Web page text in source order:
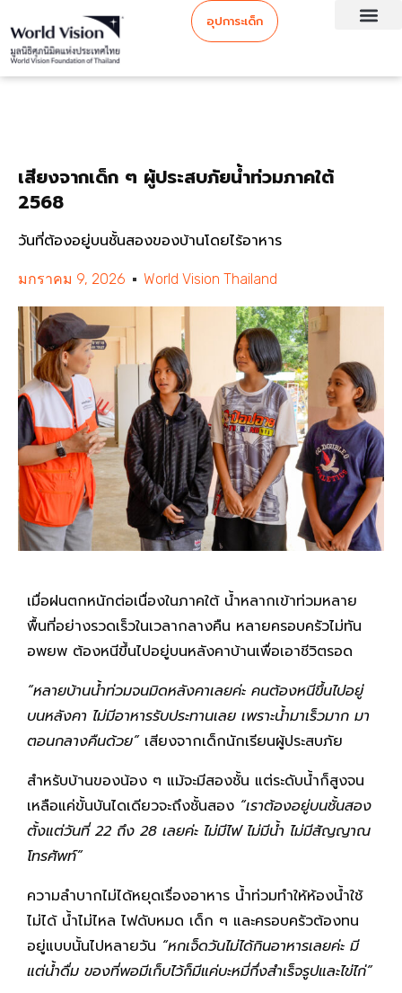
อุปการะเด็ก
เสียงจากเด็ก ๆ ผู้ประสบภัยน้ำท่วมภาคใต้
2568
วันที่ต้องอยู่บนชั้นสองของบ้านโดยไร้อาหาร
มกราคม 9, 2026 World Vision Thailand
เมื่อฝนตกหนักต่อเนื่องในภาคใต้ น้ำหลากเข้าท่วมหลาย
พื้นที่อย่างรวดเร็วในเวลากลางคืน หลายครอบครัวไม่ทัน
อพยพ ต้องหนีขึ้นไปอยู่บนหลังคาบ้านเพื่อเอาชีวิตรอด
“หลายบ้านน้ำท่วมจนมิดหลังคาเลยค่ะ คนต้องหนีขึ้นไปอยู่
บนหลังคา ไม่มีอาหารรับประทานเลย เพราะน้ำมาเร็วมาก มา
ตอนกลางคืนด้วย” เสียงจากเด็กนักเรียนผู้ประสบภัย
สำหรับบ้านของน้อง ๆ แม้จะมีสองชั้น แต่ระดับน้ำก็สูงจน
เหลือแค่ขั้นบันไดเดียวจะถึงชั้นสอง “เราต้องอยู่บนชั้นสอง
ตั้งแต่วันที่ 22 ถึง 28 เลยค่ะ ไม่มีไฟ ไม่มีน้ำ ไม่มีสัญญาณ
โทรศัพท์”
ความลำบากไม่ได้หยุดเรื่องอาหาร น้ำท่วมทำให้ห้องน้ำใช้
ไม่ได้ น้ำไม่ไหล ไฟดับหมด เด็ก ๆ และครอบครัวต้องทน
อยู่แบบนั้นไปหลายวัน “หกเจ็ดวันไม่ได้กินอาหารเลยค่ะ มี
แต่น้ำดื่ม ของที่พอมีเก็บไว้ก็มีแค่บะหมี่กึ่งสำเร็จรูปและไข่ไก่”